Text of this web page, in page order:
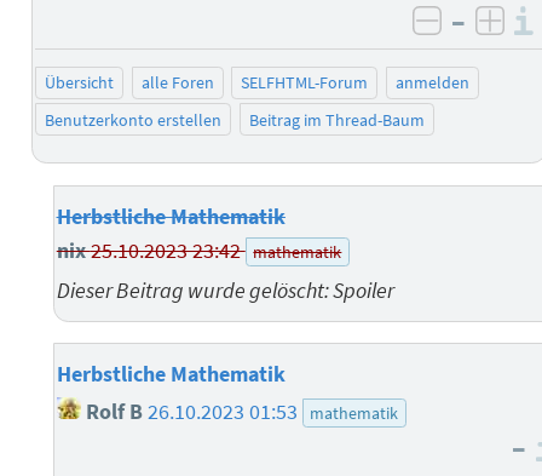
negativ
–
Übersicht alle Foren SELFHTML-Forum
anmelden
Benutzerkonto erstellen
Beitrag im Thread-Baum
Herbstliche Mathematik
nix25.10.2023 23:42 mathematik
Dieser Beitrag wurde gelöscht: Spoiler
Herbstliche Mathematik
Rolf B26.10.2023 01:53 mathematik
–